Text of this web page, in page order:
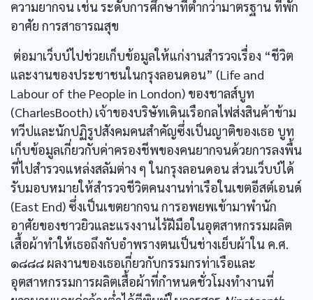
ความยากจน เช่น ระดับการศึกษาที่ต่ำกว่ามาตรฐาน ที่พัก
อาศัย การสาธารณสุข
ต่อมาเว็บบ์ไปช่วยเก็บข้อมูลให้แก่งานสำรวจเรื่อง “ชีวิต
และงานของประชาชนในกรุงลอนดอน” (Life and
Labour of the People in London) ของชาลส์บูท
(CharlesBooth) เจ้าของบริษัทเดินเรือกลไฟส่งสินค้าข้าม
ทวีปและนักปฏิรูปสังคมคนสำคัญซึ่งเป็นญาติของเธอ บูท
เก็บข้อมูลเกี่ยวกับค่าครองชีพของคนยากจนด้วยการลงพื้น
ที่ไปสำรวจแหล่งสลัมต่าง ๆ ในกรุงลอนดอน ส่วนเว็บบ์ได้
รับมอบหมายให้สำรวจชีวิตคนงานท่าเรือในเขตอีสต์เอนด์
(East End) ซึ่งเป็นเขตยากจน การอพยพเข้ามาพำนัก
อาศัยของชาวยิวและแรงงานไร้ฝีมือในอุตสาหกรรมผลิต
เสื้อผ้าทำให้เธอถึงกับอำพรางตนเป็นช่างเย็บผ้าใน ค.ศ.
๑๘๘๘ ผลงานของเธอเกี่ยวกับกรรมกรท่าเรือและ
อุตสาหกรรมการผลิตเสื้อผ้าที่กำหนดชั่วโมงทำงานที่